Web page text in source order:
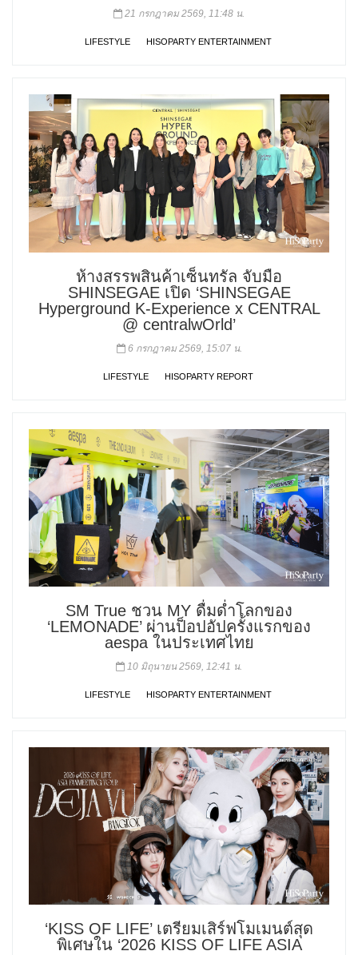
21 กรกฎาคม 2569, 11:48 น.
LIFESTYLE HISOPARTY ENTERTAINMENT
ห้างสรรพสินค้าเซ็นทรัล จับมือ
SHINSEGAE เปิด ‘SHINSEGAE
Hyperground K-Experience x CENTRAL
@ centralwOrld’
6 กรกฎาคม 2569, 15:07 น.
LIFESTYLE HISOPARTY REPORT
SM True ชวน MY ดื่มด่ำโลกของ
‘LEMONADE’ ผ่านป็อปอัปครั้งแรกของ
aespa ในประเทศไทย
10 มิถุนายน 2569, 12:41 น.
LIFESTYLE HISOPARTY ENTERTAINMENT
‘KISS OF LIFE’ เตรียมเสิร์ฟโมเมนต์สุด
พิเศษใน ‘2026 KISS OF LIFE ASIA